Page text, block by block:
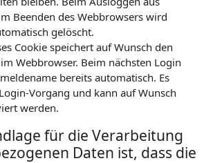
Beenden des Webbrowsers wird
gelöscht.
Cookie speichert auf Wunsch den
Webbrowser. Beim nächsten Login
bereits automatisch. Es
Vorgang und kann auf Wunsch
werden.
für die Verarbeitung
Daten ist, dass die